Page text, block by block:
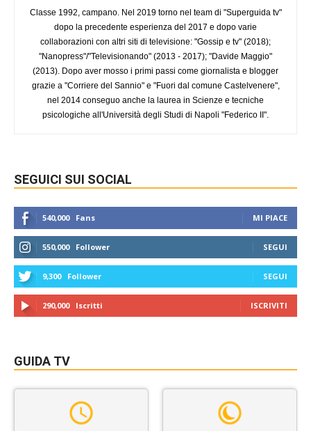
Classe 1992, campano. Nel 2019 torno nel team di "Superguida tv"
dopo la precedente esperienza del 2017 e dopo varie
collaborazioni con altri siti di televisione: "Gossip e tv" (2018);
"Nanopress"/"Televisionando" (2013 - 2017); "Davide Maggio"
(2013). Dopo aver mosso i primi passi come giornalista e blogger
grazie a "Corriere del Sannio" e "Fuori dal comune Castelvenere",
nel 2014 conseguo anche la laurea in Scienze e tecniche
psicologiche all'Università degli Studi di Napoli "Federico II".
SEGUICI SUI SOCIAL
540,000 Fans MI PIACE
550,000 Follower SEGUI
9,300 Follower SEGUI
290,000 Iscritti ISCRIVITI
GUIDA TV